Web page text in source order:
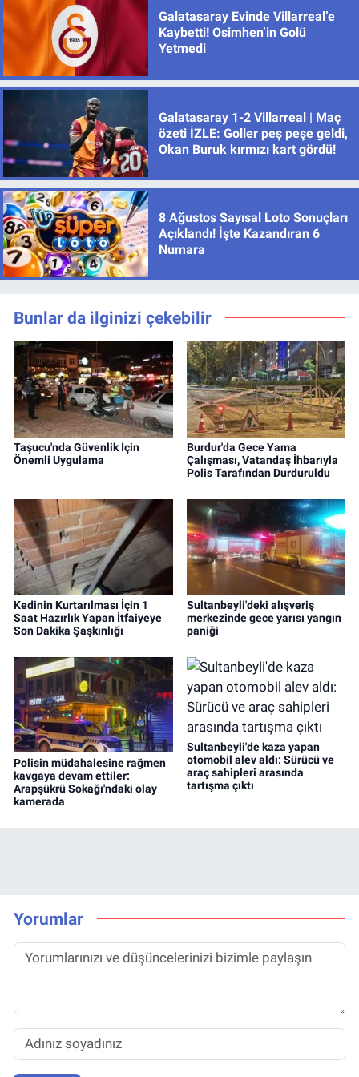
Galatasaray Evinde Villarreal’e
Kaybetti! Osimhen’in Golü
Yetmedi
Galatasaray 1-2 Villarreal | Maç
özeti İZLE: Goller peş peşe geldi,
Okan Buruk kırmızı kart gördü!
8 Ağustos Sayısal Loto Sonuçları
Açıklandı! İşte Kazandıran 6
Numara
Bunlar da ilginizi çekebilir
Taşucu'nda Güvenlik İçin
Önemli Uygulama
Burdur'da Gece Yama
Çalışması, Vatandaş İhbarıyla
Polis Tarafından Durduruldu
Kedinin Kurtarılması İçin 1
Saat Hazırlık Yapan İtfaiyeye
Son Dakika Şaşkınlığı
Sultanbeyli'deki alışveriş
merkezinde gece yarısı yangın
paniği
Polisin müdahalesine rağmen
kavgaya devam ettiler:
Arapşükrü Sokağı'ndaki olay
kamerada
Sultanbeyli'de kaza yapan
otomobil alev aldı: Sürücü ve
araç sahipleri arasında
tartışma çıktı
Yorumlar